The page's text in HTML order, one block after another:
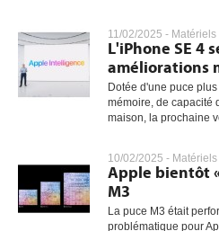
11/02/2025 - Matériels
L'iPhone SE 4
améliorations
Dotée d'une puce
mémoire, de capacité
maison, la prochaine
10/02/2025 - Matériels
Apple bientôt
M3
La puce M3 était
problématique pour